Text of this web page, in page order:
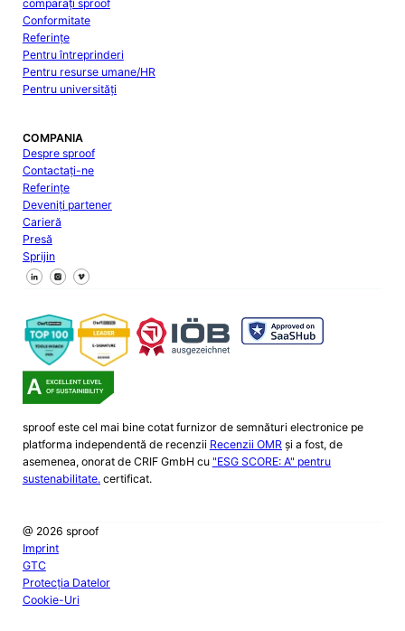
comparați sproof
Conformitate
Referințe
Pentru întreprinderi
Pentru resurse umane/HR
Pentru universități
COMPANIA
Despre sproof
Contactați-ne
Referințe
Deveniți partener
Carieră
Presă
Sprijin
Urmăriți-ne pe Facebook
Urmăriți-ne pe X
Urmăriți-ne pe LinkedIn
sproof este cel mai bine cotat furnizor de semnături electronice pe
platforma independentă de recenzii Recenzii OMR și a fost, de
asemenea, onorat de CRIF GmbH cu "ESG SCORE: A" pentru
sustenabilitate. certificat.
@ 2026 sproof
Imprint
GTC
Protecția Datelor
Cookie-Uri